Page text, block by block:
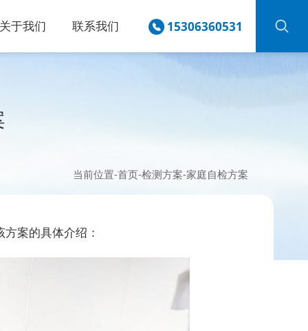
关于我们 联系我们 15306360531
当前位置-首页-检测方案-家庭自检方案
案的具体介绍：